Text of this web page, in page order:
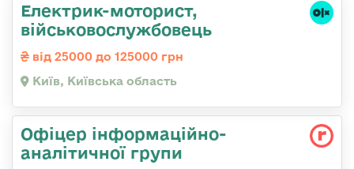
Електрик-моторист,
військовослужбовець
від 25000 до 125000 грн
Київ, Київська область
Офіцер інформаційно-
аналітичної групи